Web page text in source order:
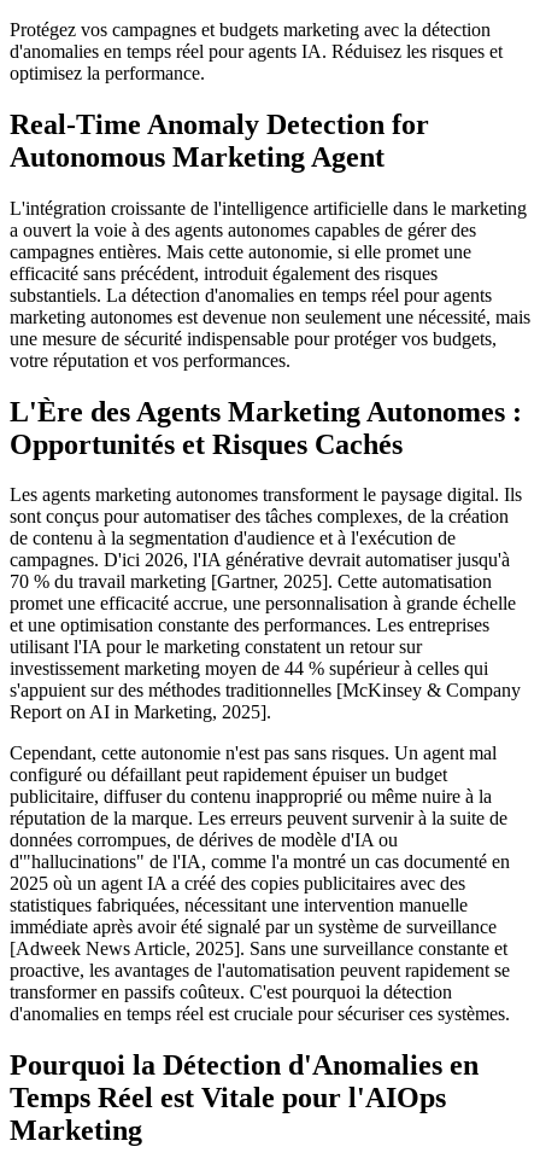
Protégez vos campagnes et budgets marketing avec la détection
d'anomalies en temps réel pour agents IA. Réduisez les risques et
optimisez la performance.
Real-Time Anomaly Detection for
Autonomous Marketing Agent
L'intégration croissante de l'intelligence artificielle dans le marketing
a ouvert la voie à des agents autonomes capables de gérer des
campagnes entières. Mais cette autonomie, si elle promet une
efficacité sans précédent, introduit également des risques
substantiels. La détection d'anomalies en temps réel pour agents
marketing autonomes est devenue non seulement une nécessité, mais
une mesure de sécurité indispensable pour protéger vos budgets,
votre réputation et vos performances.
L'Ère des Agents Marketing Autonomes :
Opportunités et Risques Cachés
Les agents marketing autonomes transforment le paysage digital. Ils
sont conçus pour automatiser des tâches complexes, de la création
de contenu à la segmentation d'audience et à l'exécution de
campagnes. D'ici 2026, l'IA générative devrait automatiser jusqu'à
70 % du travail marketing [Gartner, 2025]. Cette automatisation
promet une efficacité accrue, une personnalisation à grande échelle
et une optimisation constante des performances. Les entreprises
utilisant l'IA pour le marketing constatent un retour sur
investissement marketing moyen de 44 % supérieur à celles qui
s'appuient sur des méthodes traditionnelles [McKinsey & Company
Report on AI in Marketing, 2025].
Cependant, cette autonomie n'est pas sans risques. Un agent mal
configuré ou défaillant peut rapidement épuiser un budget
publicitaire, diffuser du contenu inapproprié ou même nuire à la
réputation de la marque. Les erreurs peuvent survenir à la suite de
données corrompues, de dérives de modèle d'IA ou
d'"hallucinations" de l'IA, comme l'a montré un cas documenté en
2025 où un agent IA a créé des copies publicitaires avec des
statistiques fabriquées, nécessitant une intervention manuelle
immédiate après avoir été signalé par un système de surveillance
[Adweek News Article, 2025]. Sans une surveillance constante et
proactive, les avantages de l'automatisation peuvent rapidement se
transformer en passifs coûteux. C'est pourquoi la détection
d'anomalies en temps réel est cruciale pour sécuriser ces systèmes.
Pourquoi la Détection d'Anomalies en
Temps Réel est Vitale pour l'AIOps
Marketing